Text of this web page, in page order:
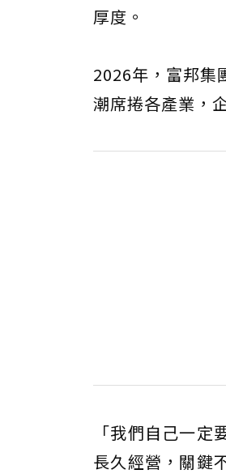
厚度。
2026年，富邦集
潮席捲各產業，
「我們自己一
長久經營，關鍵